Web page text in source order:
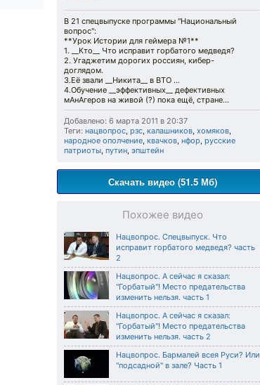
В 21 спецвыпуске программы "Национальный
вопрос":
**Урок Истории для геймера №1**
1. __Кто__ Что исправит горбатого медведя?
2. Угаджетим дорогих россиян, кибер-
доглядом.
3.Её звали __Никита__ в ВТО ...
4.Обучение __эффективных__ дефективных
мАнАгеров на живой (?) пока ещё, стране...
Добавлено: 6 марта 2011 в 20:37
Теги: нацвопрос, рзс, калашников, хомяков,
народное ополчение, квачков, нфор, русские
патриоты, путин, эпштейн
Скачать видео (51.5 Мб)
Похожее видео
Нацвопрос. Спецвыпуск. Что
исправит горбатого медведя? часть
2
Нацвопрос. А сейчас я сказал:
"Горбатый"! Место предательства
изменить нельзя. часть 1
Нацвопрос. А сейчас я сказал:
"Горбатый"! Место предательства
изменить нельзя. часть 2
Нацвопрос. Бармалей всея Руси? Или
"подсадной" в зале? Часть 1